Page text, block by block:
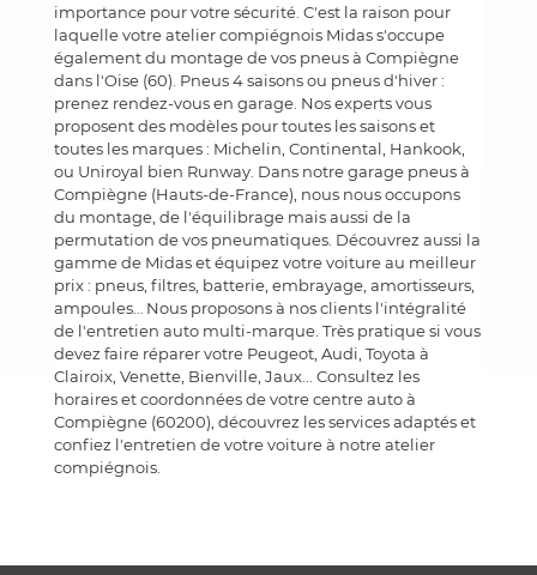
importance pour votre sécurité. C'est la raison pour
laquelle votre atelier compiégnois Midas s'occupe
également du montage de vos pneus à Compiègne
dans l'Oise (60). Pneus 4 saisons ou pneus d'hiver :
prenez rendez-vous en garage. Nos experts vous
proposent des modèles pour toutes les saisons et
toutes les marques : Michelin, Continental, Hankook,
ou Uniroyal bien Runway. Dans notre garage pneus à
Compiègne (Hauts-de-France), nous nous occupons
du montage, de l'équilibrage mais aussi de la
permutation de vos pneumatiques. Découvrez aussi la
gamme de Midas et équipez votre voiture au meilleur
prix : pneus, filtres, batterie, embrayage, amortisseurs,
ampoules… Nous proposons à nos clients l'intégralité
de l'entretien auto multi-marque. Très pratique si vous
devez faire réparer votre Peugeot, Audi, Toyota à
Clairoix, Venette, Bienville, Jaux... Consultez les
horaires et coordonnées de votre centre auto à
Compiègne (60200), découvrez les services adaptés et
confiez l'entretien de votre voiture à notre atelier
compiégnois.